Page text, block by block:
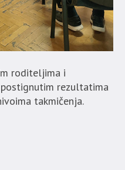
roditeljima i
rezultatima
takmičenja.